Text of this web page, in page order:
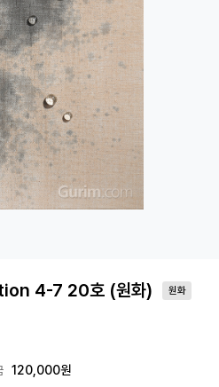
4-7 20호 (원화) 원화
120,000원